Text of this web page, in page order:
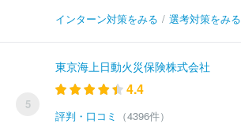
インターン対策をみる / 選考対策をみる
5
東京海上日動火災保険株式会社
4.4
評判・口コミ
（4396件）